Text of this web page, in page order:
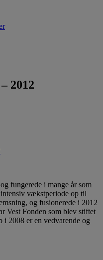
2012
fungerede i mange år som
vækstperiode op til
og fusionerede i 2012
Vest Fonden som blev stiftet
i 2008 er en vedvarende og